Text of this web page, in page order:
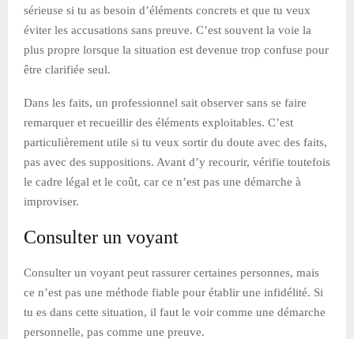
sérieuse si tu as besoin d’éléments concrets et que tu veux
éviter les accusations sans preuve. C’est souvent la voie la
plus propre lorsque la situation est devenue trop confuse pour
être clarifiée seul.
Dans les faits, un professionnel sait observer sans se faire
remarquer et recueillir des éléments exploitables. C’est
particulièrement utile si tu veux sortir du doute avec des faits,
pas avec des suppositions. Avant d’y recourir, vérifie toutefois
le cadre légal et le coût, car ce n’est pas une démarche à
improviser.
Consulter un voyant
Consulter un voyant peut rassurer certaines personnes, mais
ce n’est pas une méthode fiable pour établir une infidélité. Si
tu es dans cette situation, il faut le voir comme une démarche
personnelle, pas comme une preuve.